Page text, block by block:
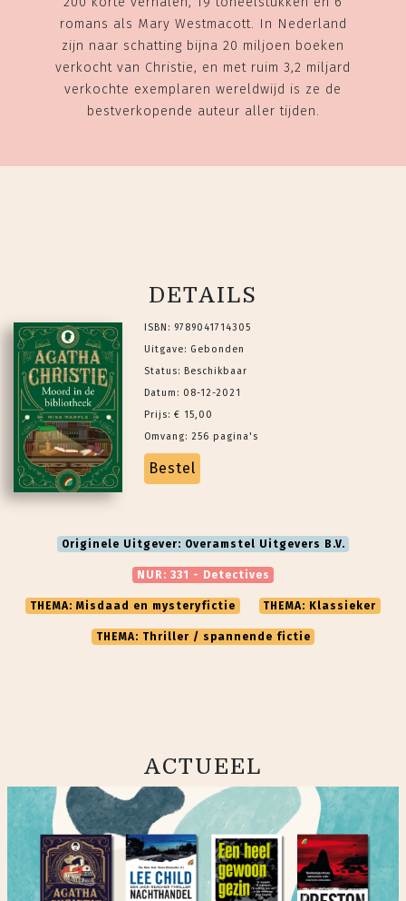
romans als Mary Westmacott. In Nederland
zijn naar schatting bijna 20 miljoen boeken
verkocht van Christie, en met ruim 3,2 miljard
verkochte exemplaren wereldwijd is ze de
bestverkopende auteur aller tijden.
DETAILS
ISBN: 9789041714305
Uitgave: Gebonden
Status: Beschikbaar
Datum: 08-12-2021
Prijs: € 15,00
Omvang: 256 pagina's
Bestel
Originele Uitgever: Overamstel Uitgevers B.V.
NUR: 331 - Detectives
THEMA: Misdaad en mysteryfictie THEMA: Klassieker
THEMA: Thriller / spannende fictie
ACTUEEL